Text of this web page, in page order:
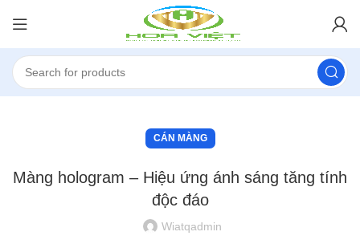
CÁN MÀNG
Màng hologram – Hiệu ứng ánh sáng tăng tính
độc đáo
Wiatqadmin